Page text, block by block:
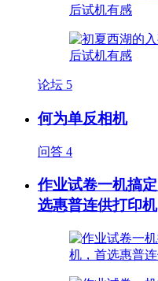
论坛 5
何为单反相机
问答 4
作业试卷一机搞
选惠普连供打印机